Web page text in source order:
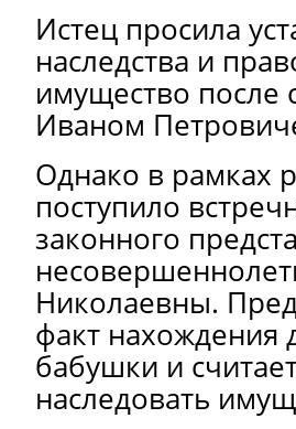
Истец просила
наследства и
имущество после
Иваном
Однако в рамках
поступило
законного
Николаевны.
факт нахождения
бабушки и
наследовать